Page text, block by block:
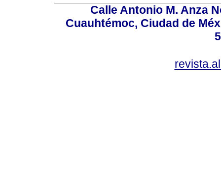
Calle Antonio M. Anza
Cuauhtémoc, Ciudad de